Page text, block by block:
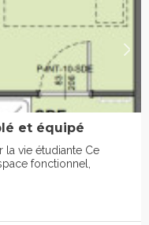
et équipé
vie étudiante Ce
fonctionnel,